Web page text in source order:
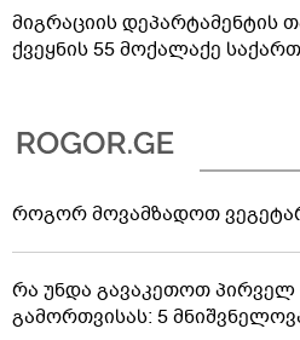
მიგრაციის დეპარტამენტის
ქვეყნის 55 მოქალაქე
როგორ მოვამზადოთ
რა უნდა გავაკეთოთ პირველ
გამორთვისას: 5